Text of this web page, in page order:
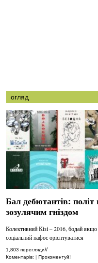
огляд
Бал дебютантів: політ
зозулячим гніздом
Колективний Кізі – 2016, бодай якщо
соціальний пафос орієнтуватися
1,803 перегляди//
Коментарів: | Прокоментуй!